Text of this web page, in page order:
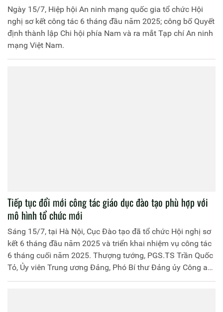
Ngày 15/7, Hiệp hội An ninh mạng quốc gia tổ chức Hội
nghị sơ kết công tác 6 tháng đầu năm 2025; công bố Quyết
định thành lập Chi hội phía Nam và ra mắt Tạp chí An ninh
mạng Việt Nam.
Tiếp tục đổi mới công tác giáo dục đào tạo phù hợp với
mô hình tổ chức mới
Sáng 15/7, tại Hà Nội, Cục Đào tạo đã tổ chức Hội nghị sơ
kết 6 tháng đầu năm 2025 và triển khai nhiệm vụ công tác
6 tháng cuối năm 2025. Thượng tướng, PGS.TS Trần Quốc
Tỏ, Ủy viên Trung ương Đảng, Phó Bí thư Đảng ủy Công an
Trung ương, Thứ trưởng Bộ Công an dự và phát biểu chỉ